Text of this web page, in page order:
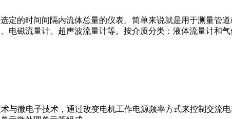
定的时间间隔内流体总量的仪表。简单来说就是用于测量管
电磁流量计、超声波流量计等。按介质分类：液体流量计和气
术与微电子技术，通过改变电机工作电源频率方式来控制交